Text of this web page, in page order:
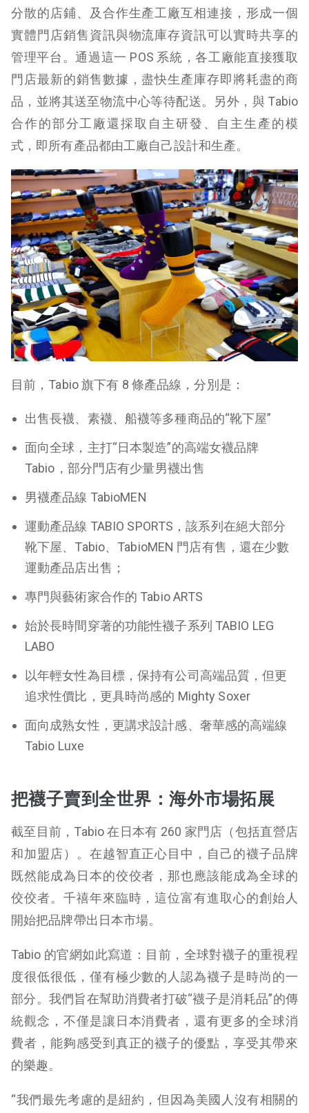
分散的店鋪、及合作生產工廠互相連接，形成一個
實體門店銷售資訊與物流庫存資訊可以實時共享的
管理平台。通過這一 POS 系統，各工廠能直接獲取
門店最新的銷售數據，盡快生產庫存即將耗盡的商
品，並將其送至物流中心等待配送。另外，與 Tabio
合作的部分工廠還採取自主研發、自主生產的模
式，即所有產品都由工廠自己設計和生產。
目前，Tabio 旗下有 8 條產品線，分別是：
出售長襪、素襪、船襪等多種商品的“靴下屋”
面向全球，主打“日本製造”的高端女襪品牌
Tabio，部分門店有少量男襪出售
男襪產品線 TabioMEN
運動產品線 TABIO SPORTS，該系列在絕大部分
靴下屋、Tabio、TabioMEN 門店有售，還在少數
運動產品店出售；
專門與藝術家合作的 Tabio ARTS
始於長時間穿著的功能性襪子系列 TABIO LEG
LABO
以年輕女性為目標，保持有公司高端品質，但更
追求性價比，更具時尚感的 Mighty Soxer
面向成熟女性，更講求設計感、奢華感的高端線
Tabio Luxe
把襪子賣到全世界：海外市場拓展
截至目前，Tabio 在日本有 260 家門店（包括直營店
和加盟店）。在越智直正心目中，自己的襪子品牌
既然能成為日本的佼佼者，那也應該能成為全球的
佼佼者。千禧年來臨時，這位富有進取心的創始人
開始把品牌帶出日本市場。
Tabio 的官網如此寫道：目前，全球對襪子的重視程
度很低很低，僅有極少數的人認為襪子是時尚的一
部分。我們旨在幫助消費者打破“襪子是消耗品”的傳
統觀念，不僅是讓日本消費者，還有更多的全球消
費者，能夠感受到真正的襪子的優點，享受其帶來
的樂趣。
“我們最先考慮的是紐約，但因為美國人沒有相關的